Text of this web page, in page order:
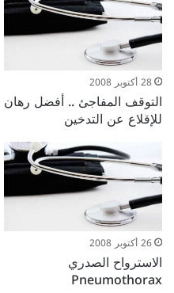
28 أكتوبر 2008
التوقف المفاجئ .. أفضل رهان
للإقلاع عن التدخين
26 أكتوبر 2008
الاسترواح الصدري
Pneumothorax